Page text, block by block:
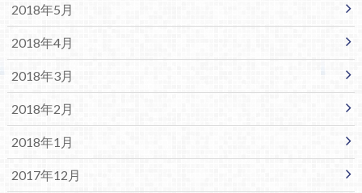
2018年5月
2018年4月
2018年3月
2018年2月
2018年1月
2017年12月